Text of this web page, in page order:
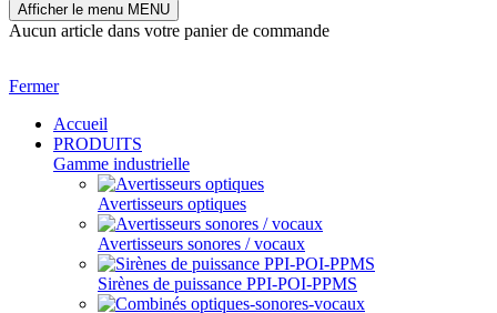
Afficher le menu MENU
Aucun article dans votre panier de commande
Fermer
Accueil
PRODUITS
Gamme industrielle
Avertisseurs optiques
Avertisseurs sonores / vocaux
Sirènes de puissance PPI-POI-PPMS